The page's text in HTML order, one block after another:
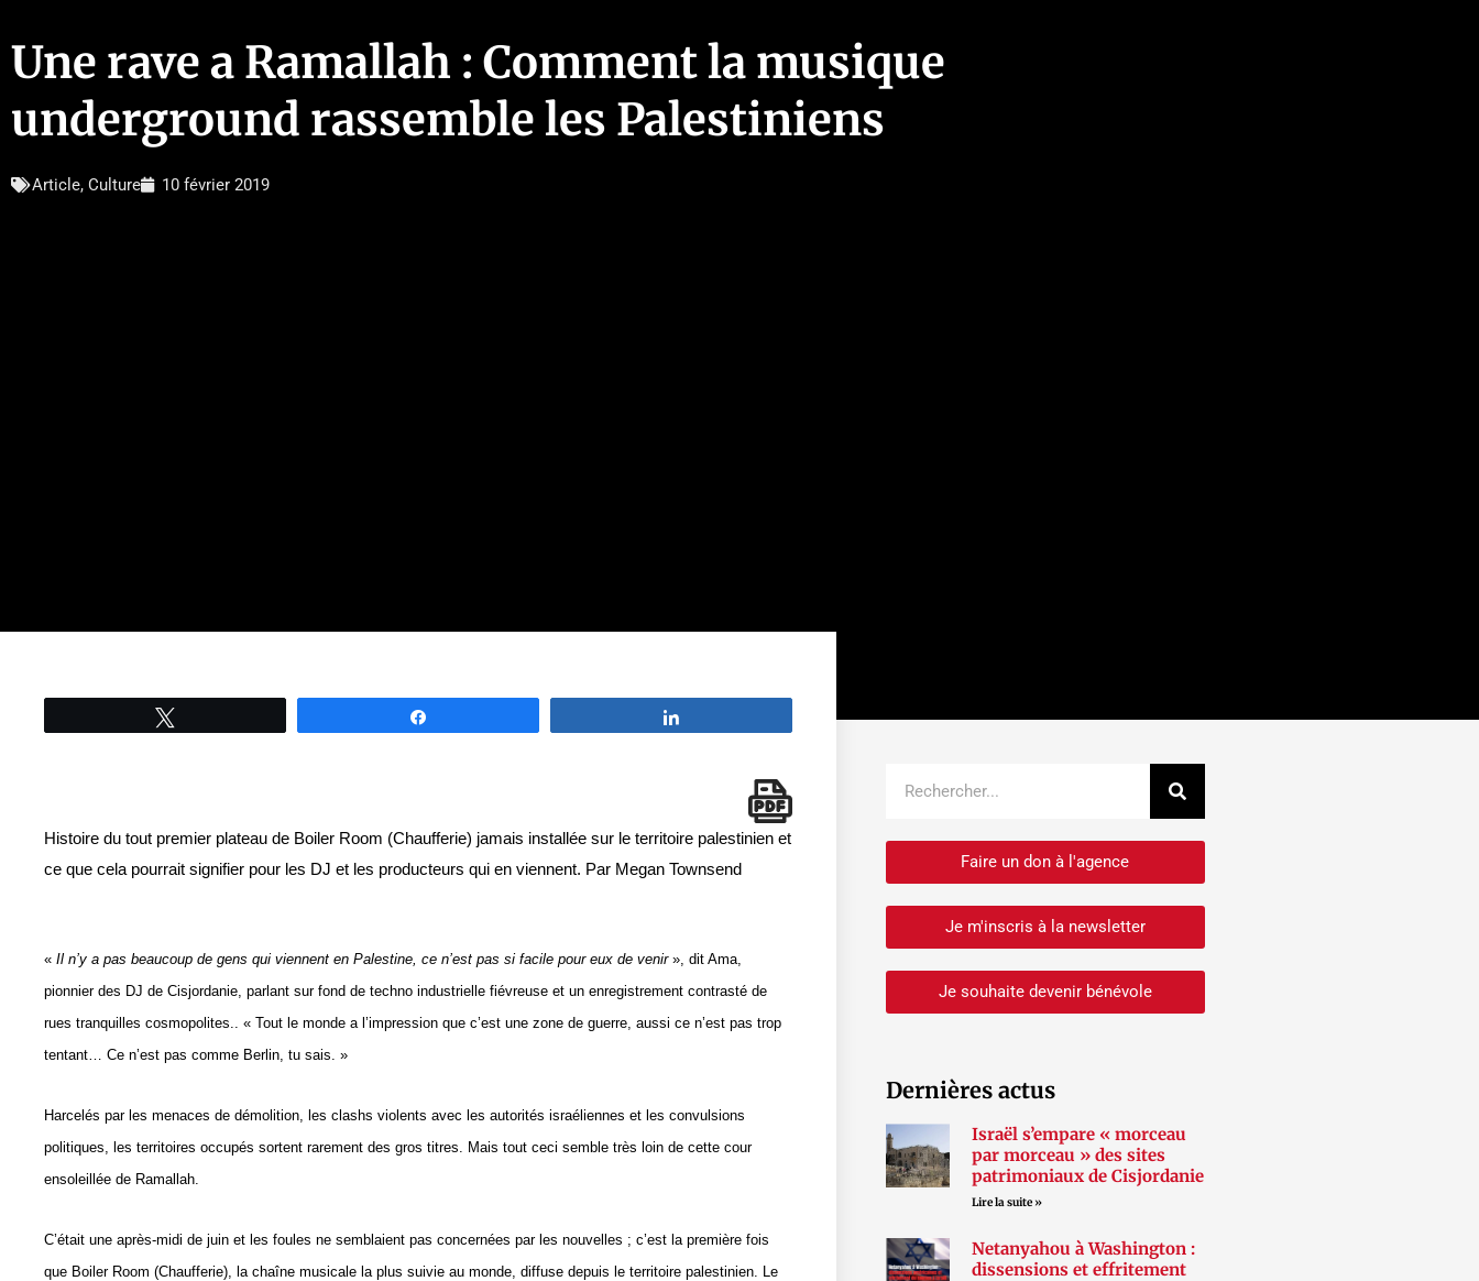
Une rave a Ramallah : Comment la musique
underground rassemble les Palestiniens
Article, Culture 10 février 2019
Histoire du tout premier plateau de Boiler Room (Chaufferie) jamais installée sur le territoire palestinien et
ce que cela pourrait signifier pour les DJ et les producteurs qui en viennent. Par Megan Townsend
« Il n’y a pas beaucoup de gens qui viennent en Palestine, ce n’est pas si facile pour eux de venir», dit Ama,
pionnier des DJ de Cisjordanie, parlant sur fond de techno industrielle fiévreuse et un enregistrement contrasté de
rues tranquilles cosmopolites.. « Tout le monde a l’impression que c’est une zone de guerre, aussi ce n’est pas trop
tentant… Ce n’est pas comme Berlin, tu sais. »
Harcelés par les menaces de démolition, les clashs violents avec les autorités israéliennes et les convulsions
politiques, les territoires occupés sortent rarement des gros titres. Mais tout ceci semble très loin de cette cour
ensoleillée de Ramallah.
C’était une après-midi de juin et les foules ne semblaient pas concernées par les nouvelles ; c’est la première fois
que Boiler Room (Chaufferie), la chaîne musicale la plus suivie au monde, diffuse depuis le territoire palestinien. Le
Faire un don à l'agence
Je m'inscris à la newsletter
Je souhaite devenir bénévole
Dernières actus
Israël s’empare « morceau
par morceau » des sites
patrimoniaux de Cisjordanie
Lire la suite »
Netanyahou à Washington :
dissensions et effritement